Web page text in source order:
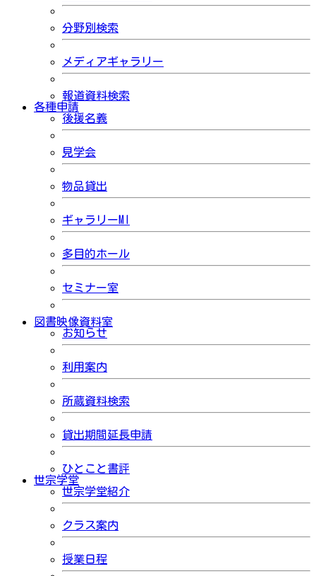
分野別検索
メディアギャラリー
報道資料検索
各種申請
後援名義
見学会
物品貸出
ギャラリーMI
多目的ホール
セミナー室
図書映像資料室
お知らせ
利用案内
所蔵資料検索
貸出期間延長申請
ひとこと書評
世宗学堂
世宗学堂紹介
クラス案内
授業日程